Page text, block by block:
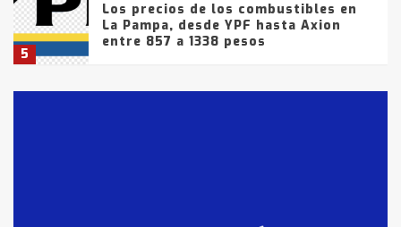
5
Los precios de los combustibles en
La Pampa, desde YPF hasta Axion
entre 857 a 1338 pesos